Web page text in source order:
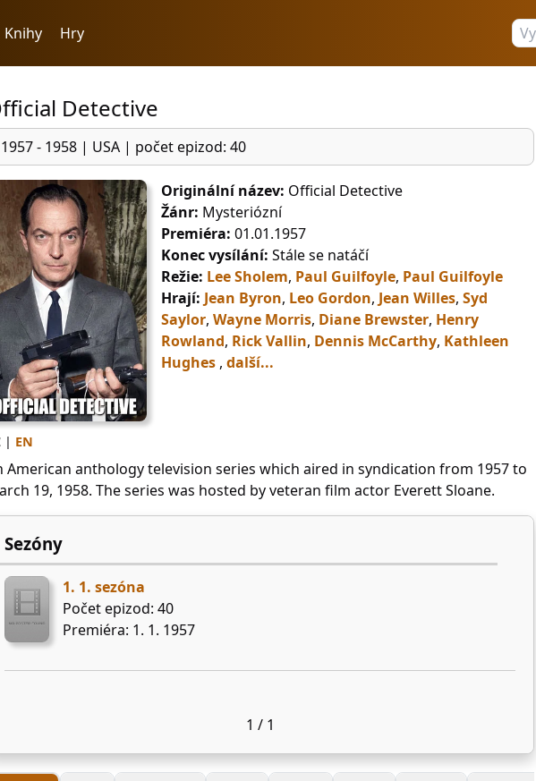
Knihy Hry
Detective
1957 - 1958 | USA | počet epizod: 40
Originální název: Official Detective
Žánr: Mysteriózní
Premiéra: 01.01.1957
Konec vysílání: Stále se natáčí
Režie: Lee Sholem, Paul Guilfoyle, Paul Guilfoyle
Hrají: Jean Byron, Leo Gordon, Jean Willes, Syd
Saylor, Wayne Morris, Diane Brewster, Henry
Rowland, Rick Vallin, Dennis McCarthy, Kathleen
Hughes , další...
| EN
American anthology television series which aired in syndication from 1957 to
19, 1958. The series was hosted by veteran film actor Everett Sloane.
Sezóny
1. 1. sezóna
Počet epizod: 40
Premiéra: 1. 1. 1957
1 / 1